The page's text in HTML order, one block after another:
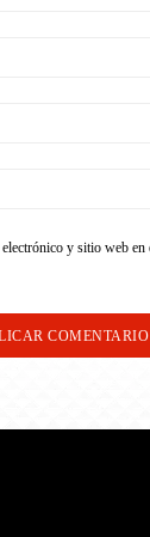
y sitio web en